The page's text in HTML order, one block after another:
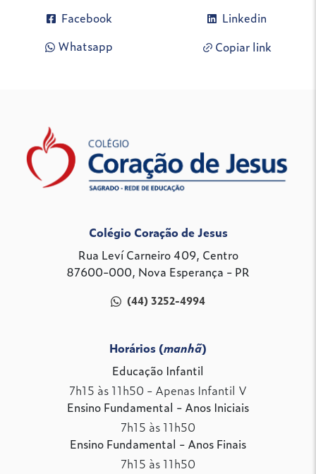
Facebook
Linkedin
Whatsapp
Copiar link
Colégio Coração de Jesus
Rua Leví Carneiro 409, Centro
87600-000, Nova Esperança - PR
(44) 3252-4994
Horários (manhã)
Educação Infantil
7h15 às 11h50 - Apenas Infantil V
Ensino Fundamental - Anos Iniciais
7h15 às 11h50
Ensino Fundamental - Anos Finais
7h15 às 11h50